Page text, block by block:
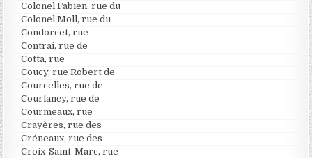
Colonel Fabien, rue du
Colonel Moll, rue du
Condorcet, rue
Contrai, rue de
Cotta, rue
Coucy, rue Robert de
Courcelles, rue de
Courlancy, rue de
Courmeaux, rue
Crayères, rue des
Créneaux, rue des
Croix-Saint-Marc, rue